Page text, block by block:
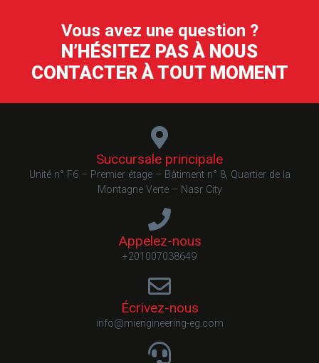
Vous avez une question ?
N’HÉSITEZ PAS À NOUS
CONTACTER À TOUT MOMENT
Succursale principale
Unité n° F6 – Premier étage – Bâtiment n° 8, Quartier de la
Montagne Verte – Nasr City
Appelez-nous
+201007038649
Écrivez-nous
info@miengineering-eg.com